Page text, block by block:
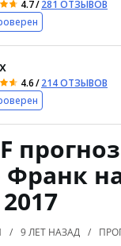
4.7/281 ОТЗЫВОВ
4.6/214 ОТЗЫВОВ
прогноз
9 ЛЕТ НАЗАД